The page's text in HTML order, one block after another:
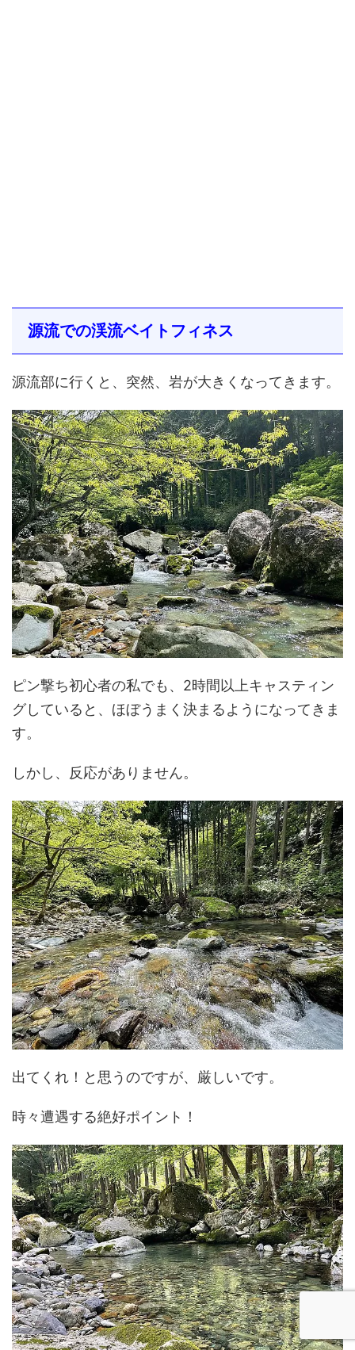
源流での渓流ベイトフィネス
源流部に行くと、突然、岩が大きくなってきます。
ピン撃ち初心者の私でも、2時間以上キャスティン
グしていると、ほぼうまく決まるようになってきま
す。
しかし、反応がありません。
出てくれ！と思うのですが、厳しいです。
時々遭遇する絶好ポイント！